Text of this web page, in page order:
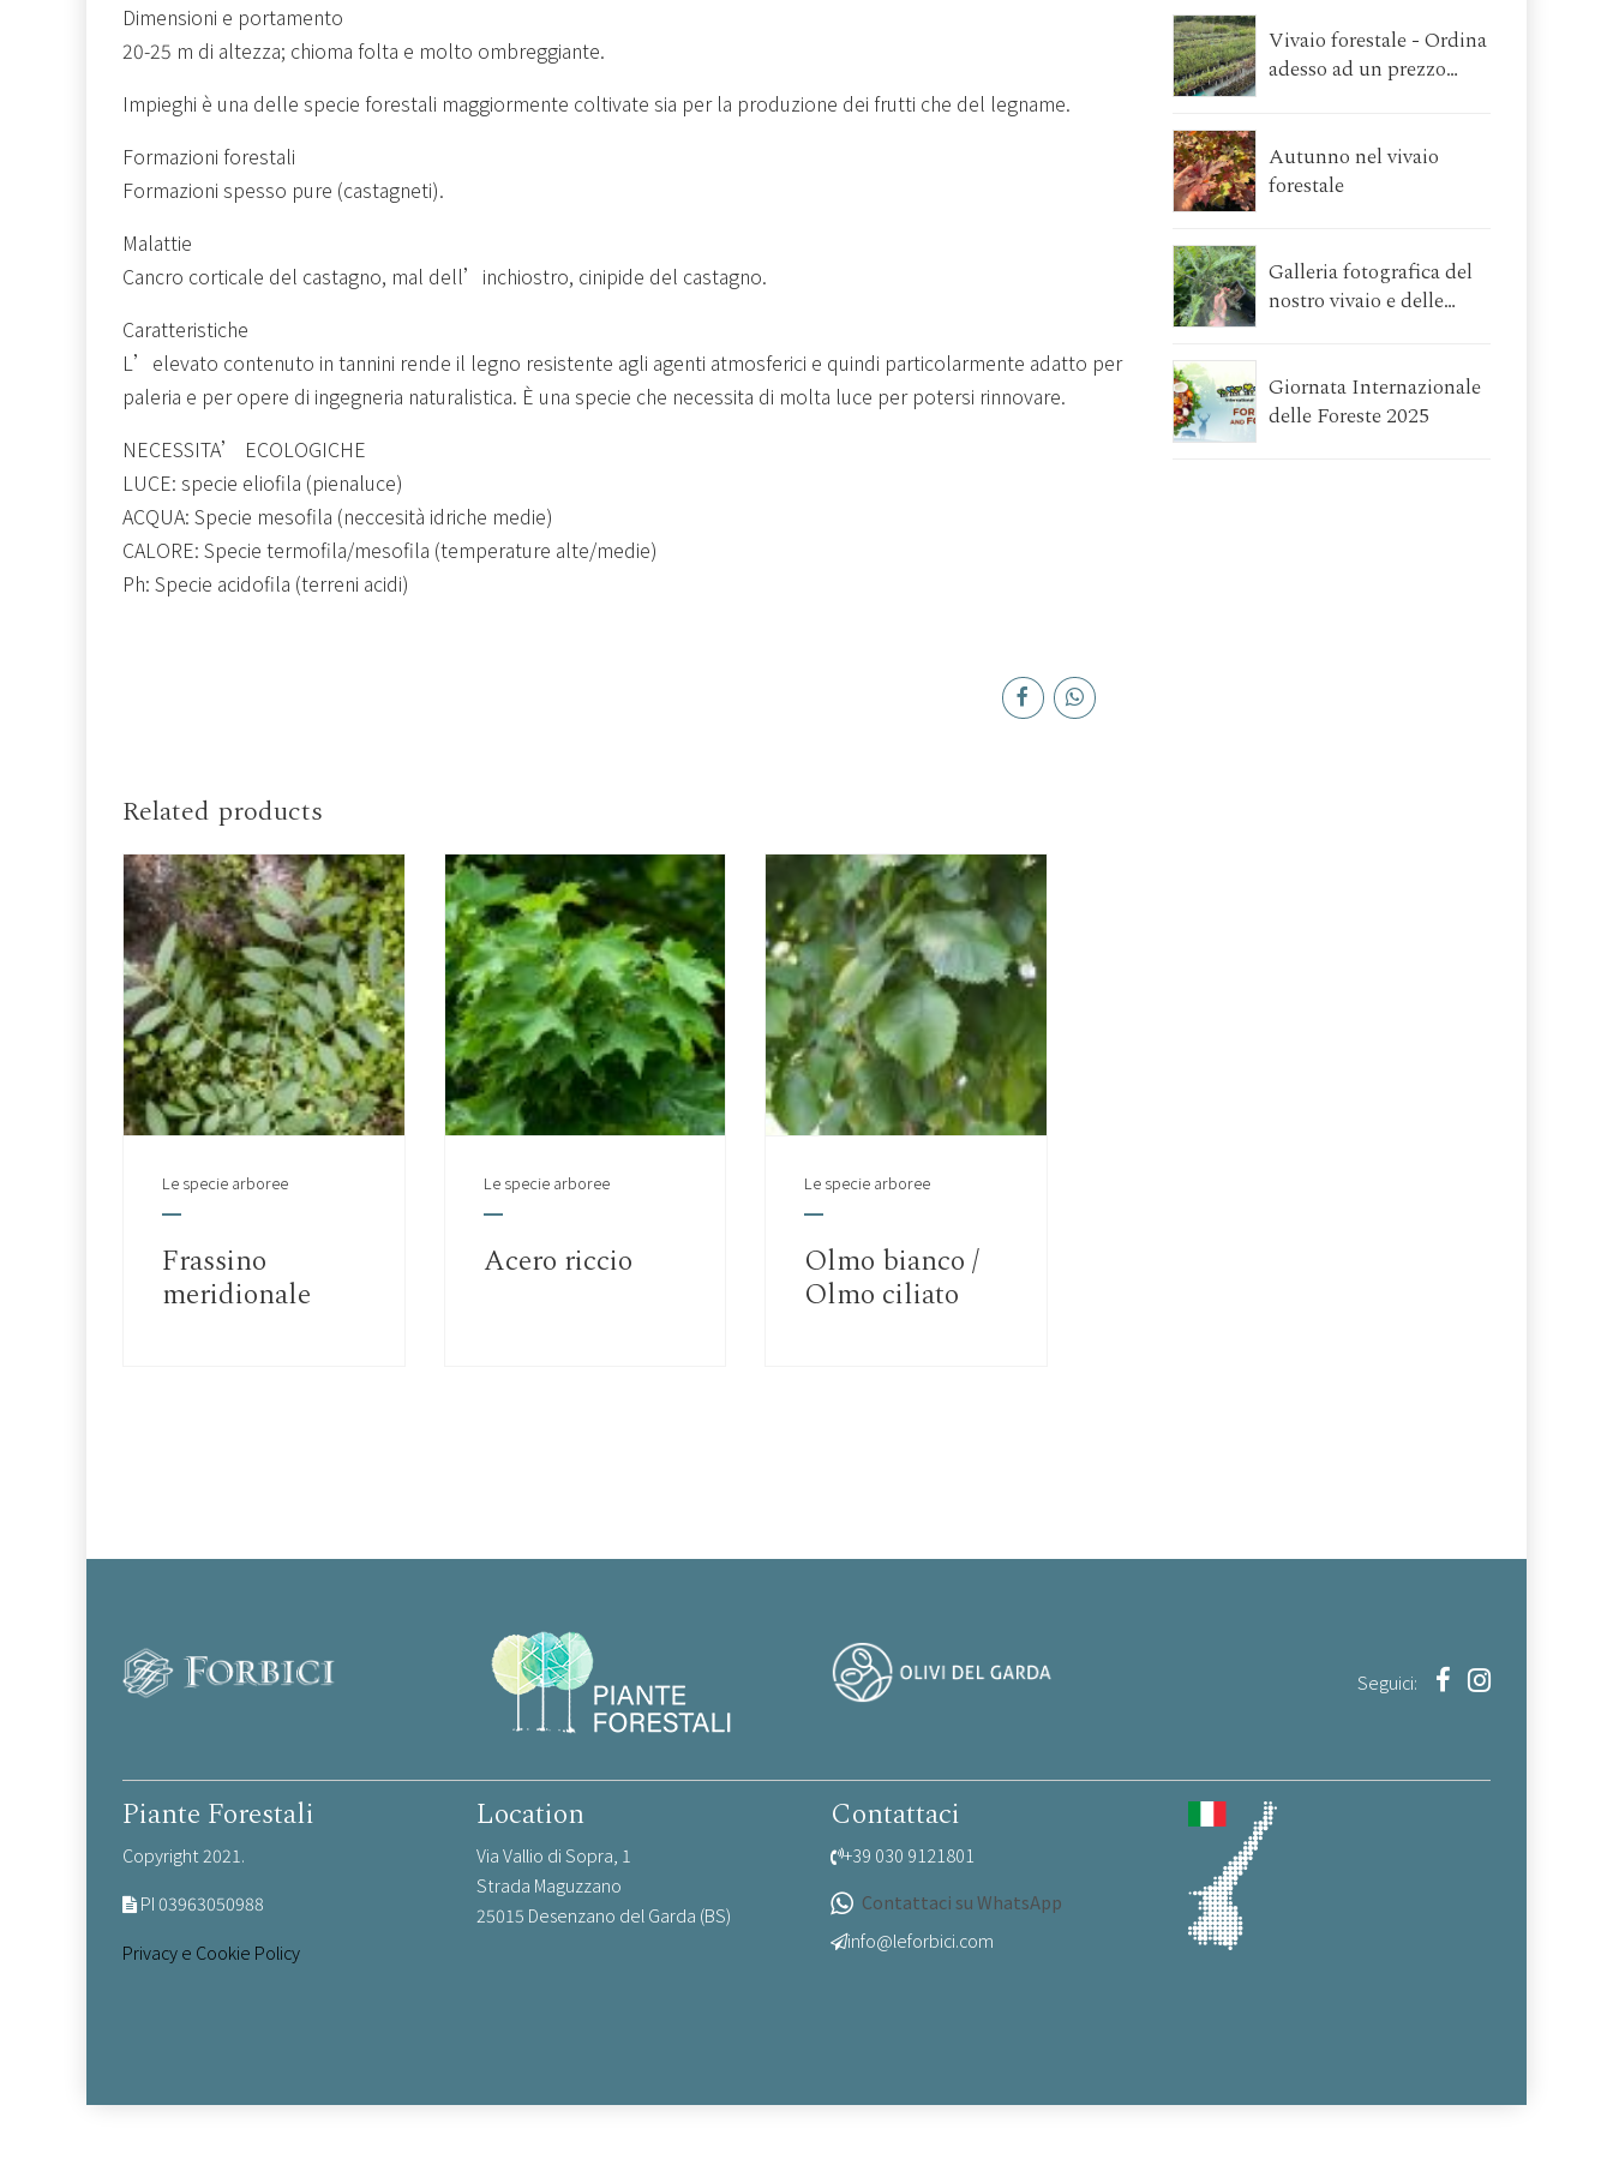
Dimensioni e portamento
20-25 m di altezza; chioma folta e molto ombreggiante.
Impieghi è una delle specie forestali maggiormente coltivate sia per la produzione dei frutti che del legname.
Formazioni forestali
Formazioni spesso pure (castagneti).
Malattie
Cancro corticale del castagno, mal dell’inchiostro, cinipide del castagno.
Caratteristiche
L’elevato contenuto in tannini rende il legno resistente agli agenti atmosferici e quindi particolarmente adatto per
paleria e per opere di ingegneria naturalistica. È una specie che necessita di molta luce per potersi rinnovare.
NECESSITA’ ECOLOGICHE
LUCE: specie eliofila (pienaluce)
ACQUA: Specie mesofila (neccesità idriche medie)
CALORE: Specie termofila/mesofila (temperature alte/medie)
Ph: Specie acidofila (terreni acidi)
Related products
Le specie arboree
Frassino
meridionale
Le specie arboree
Acero riccio
Le specie arboree
Olmo bianco /
Olmo ciliato
Vivaio forestale - Ordina
adesso ad un prezzo
primavera 2026!
Autunno nel vivaio
forestale
Galleria fotografica del
nostro vivaio e delle
Giornata Internazionale
delle Foreste 2025
Seguici:
Piante Forestali
Copyright 2021.
PI 03963050988
Privacy e Cookie Policy
Location
Via Vallio di Sopra, 1
Strada Maguzzano
25015 Desenzano del Garda (BS)
Contattaci
+39 030 9121801
Contattaci su WhatsApp
info@leforbici.com